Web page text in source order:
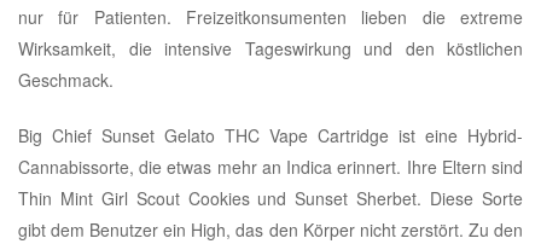
nur für Patienten. Freizeitkonsumenten lieben die extreme
Wirksamkeit, die intensive Tageswirkung und den köstlichen
Geschmack.
Big Chief Sunset Gelato THC Vape Cartridge ist eine Hybrid-
Cannabissorte, die etwas mehr an Indica erinnert. Ihre Eltern sind
Thin Mint Girl Scout Cookies und Sunset Sherbet. Diese Sorte
gibt dem Benutzer ein High, das den Körper nicht zerstört. Zu den